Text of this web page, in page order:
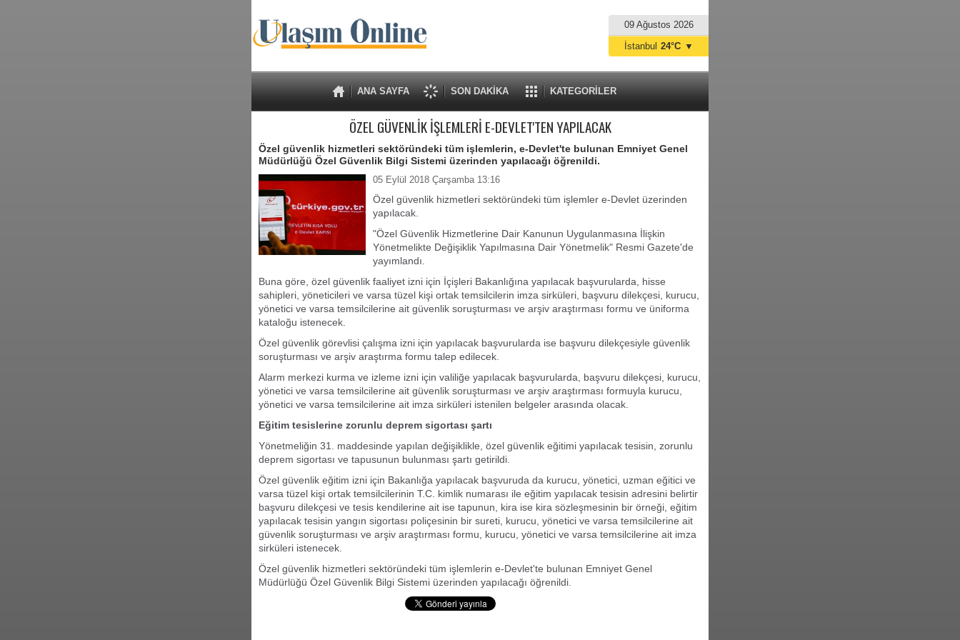
09 Ağustos 2026
ANA SAYFA SON DAKİKA KATEGORİLER
İstanbul 24°C ▼
ÖZEL GÜVENLİK İŞLEMLERİ E-DEVLET'TEN YAPILACAK
Özel güvenlik hizmetleri sektöründeki tüm işlemlerin, e-Devlet'te bulunan Emniyet Genel
Müdürlüğü Özel Güvenlik Bilgi Sistemi üzerinden yapılacağı öğrenildi.
05 Eylül 2018 Çarşamba 13:16
Özel güvenlik hizmetleri sektöründeki tüm işlemler e-Devlet üzerinden
yapılacak.
"Özel Güvenlik Hizmetlerine Dair Kanunun Uygulanmasına İlişkin
Yönetmelikte Değişiklik Yapılmasına Dair Yönetmelik" Resmi Gazete'de
yayımlandı.
Buna göre, özel güvenlik faaliyet izni için İçişleri Bakanlığına yapılacak başvurularda, hisse
sahipleri, yöneticileri ve varsa tüzel kişi ortak temsilcilerin imza sirküleri, başvuru dilekçesi, kurucu,
yönetici ve varsa temsilcilerine ait güvenlik soruşturması ve arşiv araştırması formu ve üniforma
kataloğu istenecek.
Özel güvenlik görevlisi çalışma izni için yapılacak başvurularda ise başvuru dilekçesiyle güvenlik
soruşturması ve arşiv araştırma formu talep edilecek.
Alarm merkezi kurma ve izleme izni için valiliğe yapılacak başvurularda, başvuru dilekçesi, kurucu,
yönetici ve varsa temsilcilerine ait güvenlik soruşturması ve arşiv araştırması formuyla kurucu,
yönetici ve varsa temsilcilerine ait imza sirküleri istenilen belgeler arasında olacak.
Eğitim tesislerine zorunlu deprem sigortası şartı
Yönetmeliğin 31. maddesinde yapılan değişiklikle, özel güvenlik eğitimi yapılacak tesisin, zorunlu
deprem sigortası ve tapusunun bulunması şartı getirildi.
Özel güvenlik eğitim izni için Bakanlığa yapılacak başvuruda da kurucu, yönetici, uzman eğitici ve
varsa tüzel kişi ortak temsilcilerinin T.C. kimlik numarası ile eğitim yapılacak tesisin adresini belirtir
başvuru dilekçesi ve tesis kendilerine ait ise tapunun, kira ise kira sözleşmesinin bir örneği, eğitim
yapılacak tesisin yangın sigortası poliçesinin bir sureti, kurucu, yönetici ve varsa temsilcilerine ait
güvenlik soruşturması ve arşiv araştırması formu, kurucu, yönetici ve varsa temsilcilerine ait imza
sirküleri istenecek.
Özel güvenlik hizmetleri sektöründeki tüm işlemlerin e-Devlet'te bulunan Emniyet Genel
Müdürlüğü Özel Güvenlik Bilgi Sistemi üzerinden yapılacağı öğrenildi.